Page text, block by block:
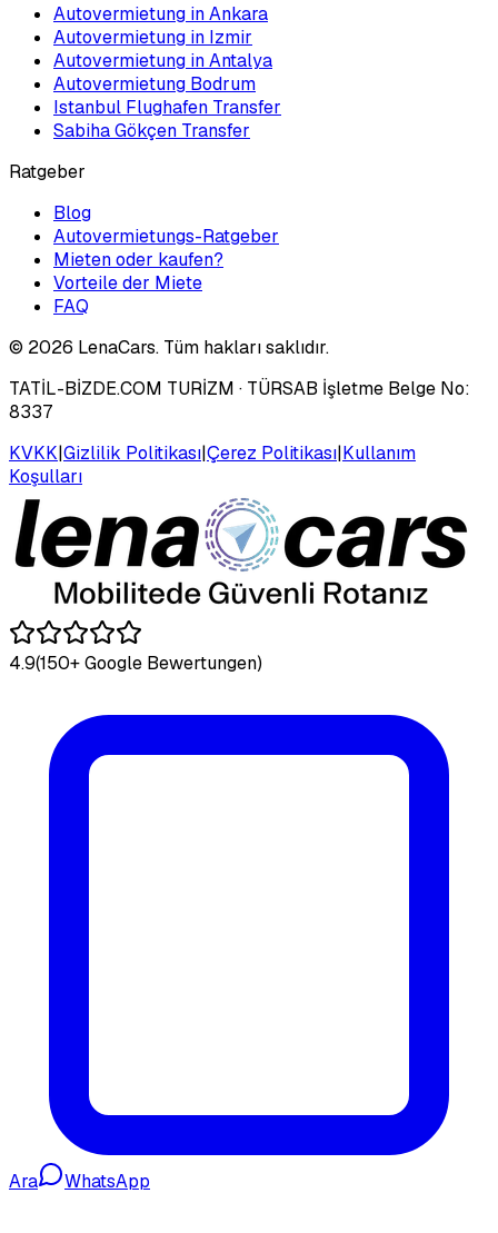
Autovermietung in Ankara
Autovermietung in Izmir
Autovermietung in Antalya
Autovermietung Bodrum
Istanbul Flughafen Transfer
Sabiha Gökçen Transfer
Ratgeber
Blog
Autovermietungs-Ratgeber
Mieten oder kaufen?
Vorteile der Miete
FAQ
© 2026 LenaCars. Tüm hakları saklıdır.
TATİL-BİZDE.COM TURİZM · TÜRSAB İşletme Belge No:
8337
KVKK|Gizlilik Politikası|Çerez Politikası|Kullanım
Koşulları
4.9(150+ Google Bewertungen)
Ara WhatsApp